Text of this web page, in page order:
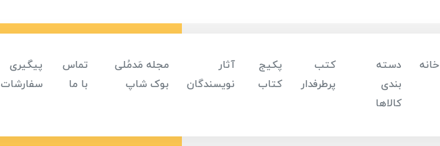
خانه
دسته
بندی
کالاها
کتب
پرطرفدار
پکیج
کتاب
آثار
نویسندگان
مجله مَدمُلی
بوک شاپ
تماس
با ما
پیگیری
سفارشات